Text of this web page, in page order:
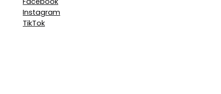
Instagram
TikTok